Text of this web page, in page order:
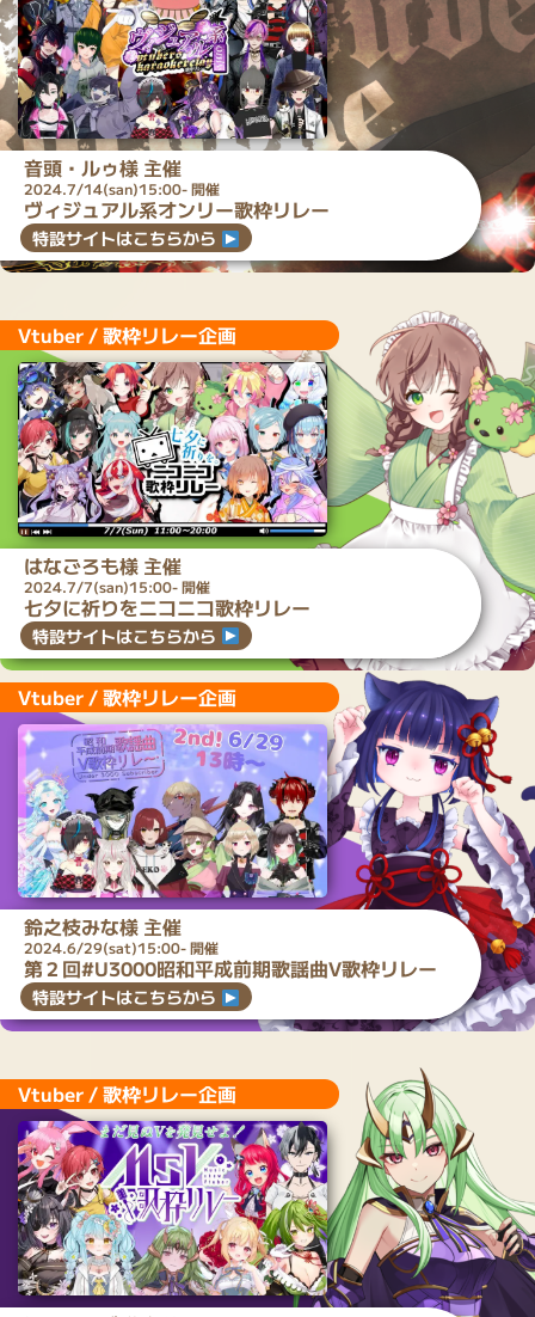
音頭・ルゥ様 主催
2024.7/14(san)15:00- 開催
ヴィジュアル系オンリー歌枠リレー
特設サイトはこちらから
Vtuber / 歌枠リレー企画
はなごろも様 主催
2024.7/7(san)15:00- 開催
七夕に祈りをニコニコ歌枠リレー
特設サイトはこちらから
Vtuber / 歌枠リレー企画
鈴之枝みな様 主催
2024.6/29(sat)15:00- 開催
第２回#U3000昭和平成前期歌謡曲V歌枠リレー
特設サイトはこちらから
Vtuber / 歌枠リレー企画